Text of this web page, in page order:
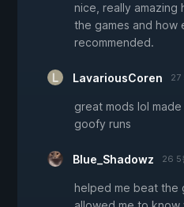
nice, really amazing
the games and how
recommended.
LavariousCoren 27
great mods lol
goofy runs
Blue_Shadowz 26 5
helped me beat the